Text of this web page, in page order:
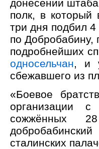
донесении
полк, в который
три дня подбил
по
подробнейших
односельчан, и
сбежавшего из
«Боевое
организации
сожжённых
сталинских